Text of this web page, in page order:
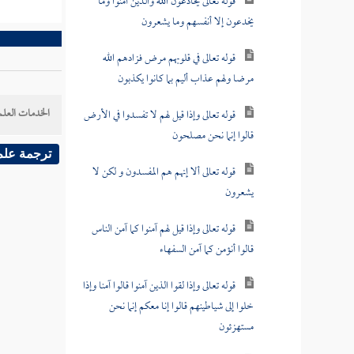
يخدعون إلا أنفسهم وما يشعرون
قوله تعالى في قلوبهم مرض فزادهم الله
مرضا ولهم عذاب أليم بما كانوا يكذبون
قوله تعالى وإذا قيل لهم لا تفسدوا في الأرض
قالوا إنما نحن مصلحون
قوله تعالى ألا إنهم هم المفسدون و لكن لا
يشعرون
قوله تعالى وإذا قيل لهم آمنوا كما آمن الناس
قالوا أنؤمن كما آمن السفهاء
قوله تعالى وإذا لقوا الذين آمنوا قالوا آمنا وإذا
خلوا إلى شياطينهم قالوا إنا معكم إنما نحن
مستهزئون
الخدمات
ترجمة